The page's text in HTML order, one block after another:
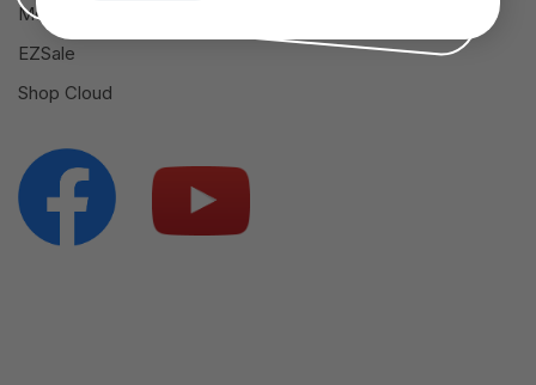
Mobile App
EZSale
Shop Cloud